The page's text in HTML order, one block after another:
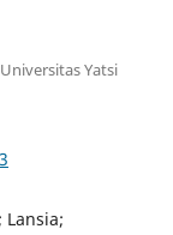
Yatsi
Lansia;